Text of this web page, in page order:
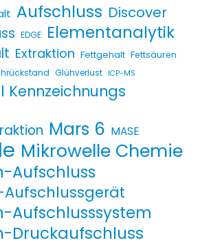
Aufschluss Discover
EDGE Elementanalytik
Extraktion Fettgehalt Fettsäuren
Glühverlust ICP-MS
Kennzeichnungs
Mars 6 MASE
Mikrowelle Chemie
Aufschluss
Aufschlussgerät
Aufschlusssystem
Druckaufschluss